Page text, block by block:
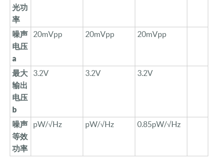
光功
率
噪声
电压
a
20mVpp 20mVpp 20mVpp
最大
输出
电压
b
3.2V 3.2V 3.2V
噪声
等效
功率
pW/√Hz pW/√Hz 0.85pW/√Hz